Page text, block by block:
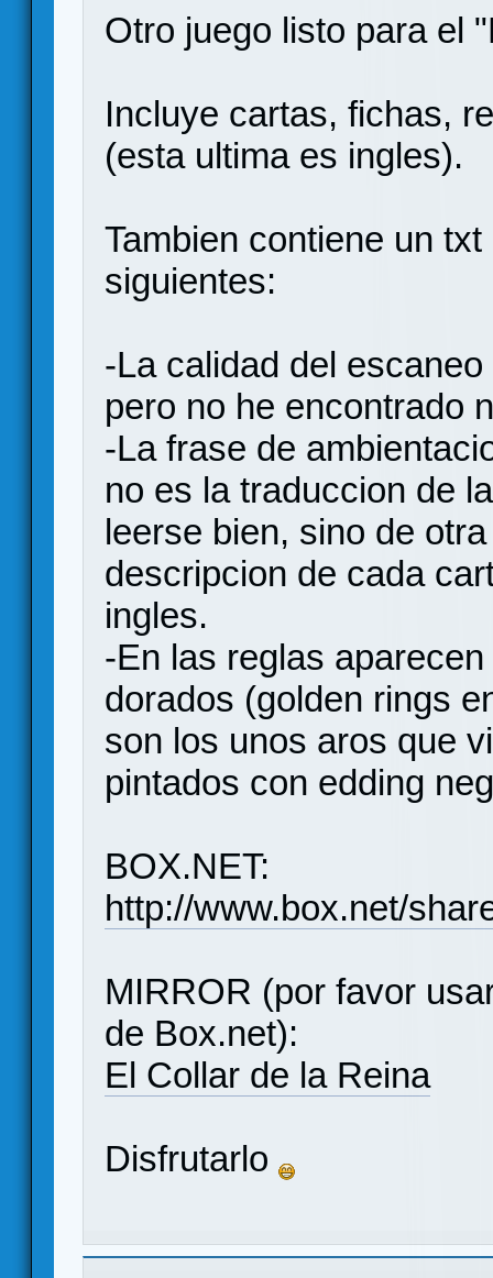
Otro juego listo para el
Incluye cartas, fichas,
(esta ultima es ingles).
Tambien contiene un
siguientes:
-La calidad del
pero no he encontrado
-La frase de
no es la traduccion de
leerse bien, sino de
descripcion de cada
ingles.
-En las reglas
dorados (golden rings
son los unos aros que
pintados con edding
BOX.NET:
http://www.box.net/
MIRROR (por favor
de Box.net):
El Collar de la Reina
Disfrutarlo